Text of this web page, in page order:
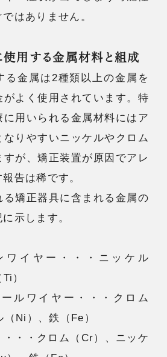
はありません。
用する金属材料と組成
る金属は2種類以上の金属を
よく使用されています。特
に用いられる金属材料にはア
なりやすいニッケルやクロム
が、矯正装置が原因でアレ
告は稀です。
矯正器具に含まれる金属の
示します。
ワイヤー・・・ニッケル
）
ルワイヤー・・・クロム
（Ni）、鉄（Fe）
・・・クロム（Cr）、ニッケ